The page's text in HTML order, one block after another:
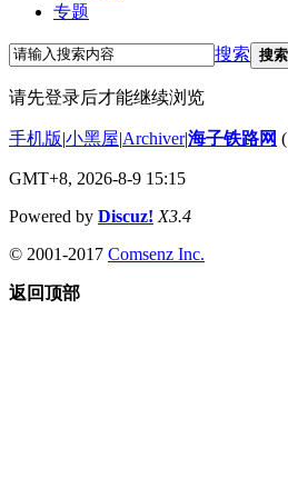
专题
搜索 搜索
请先登录后才能继续浏览
手机版|小黑屋|Archiver|海子铁路网 (
GMT+8, 2026-8-9 15:15
Powered by Discuz! X3.4
© 2001-2017 Comsenz Inc.
返回顶部